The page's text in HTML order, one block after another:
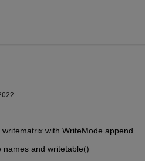
with WriteMode append.
and writetable()